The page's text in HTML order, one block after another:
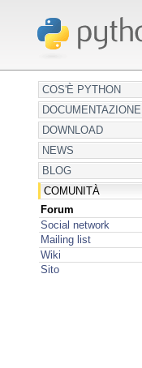
COS'È PYTHON
DOCUMENTAZIONE
DOWNLOAD
NEWS
BLOG
COMUNITÀ
Forum
Social network
Mailing list
Wiki
Sito